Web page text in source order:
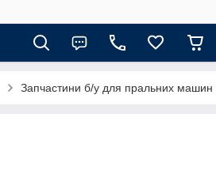
Запчастини б/у для пральних машин